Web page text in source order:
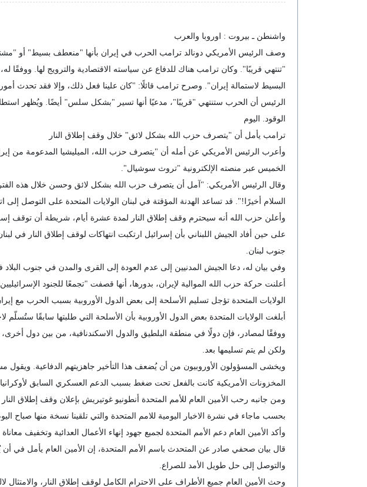
واشنطن ـ بيروت : اوروبا والعرب
وصف الرئيس الأمريكي دونالد ترامب الحرب في إيران بأنها "منعطف بسيط" أو
"تنتهي قريبًا". وكان ترامب هناك للدفاع عن سياسته الاقتصادية والترويج لها.
البسيط لاستمالة إيران". وصرح ترامب قائلًا: "كان علينا فعل ذلك، وإلا فقد تحدث
الوقود. اليوم
ترامب يأمل أن "يتصرف حزب الله بشكل لائق" خلال وقف إطلاق النار
وأعرب الرئيس الأمريكي عن أمله أن "يتصرف حزب الله، الميليشيا المدعومة من
الخميس عبر منصته الإلكترونية "تروث سوشيال".
وقال الرئيس الأمريكي: "آمل أن يتصرف حزب الله بشكل لائق وحسن خلال هذه
السلام أخيرًا!". قد تساعد الهدنة المؤقتة في لبنان الولايات المتحدة على التوصل
وأعلن حزب الله أنه سيحترم وقف إطلاق النار لمدة عشرة أيام، شريطة أن توقف
على حين أفاد الجيش اللبناني بأن إسرائيل ارتكبت انتهاكات لوقف إطلاق النار
جنوب لبنان.
وفي بيان له، دعا الجيش المدنيين إلى عدم العودة إلى القرى والمدن في جنوب
أعلنت حركة حزب الله الموالية لإيران، بدورها، أنها قصفت "تجمعًا للجنود
الولايات المتحدة تؤجل تسليم الأسلحة إلى بعض الدول الأوروبية بسبب الحرب مع
أبلغت الولايات المتحدة بعض الدول الأوروبية بأن الأسلحة التي طلبتها سابقًا
ووفقًا لمصادر، فإن دولًا في منطقة البلطيق والدول الاسكندنافية، من بين دول
ولكن لم يتم تسليمها بعد.
ويخشى المسؤولون الأوروبيون من أن يُضعف هذا التأخير جاهزيتهم الدفاعية.
المخزونات الأمريكية كانت بالفعل تحت ضغط بسبب الدعم العسكري السابق لأوكرانيا
ومن جانبه رحب الأمين العام للأمم المتحدة أنطونيو غوتيريش بإعلان وقف إطلاق
بحسب ماجاء في نشرة الاخبار اليومية للامم المتحدة والتي تلقينا نسخة منها صباح
وأكد الأمين العام دعم الأمم المتحدة لجميع جهود إنهاء الأعمال العدائية وتخفيف
والتوصل إلى حل طويل الأمد للصراع.
وحث الأمين العام جميع الأطراف على الاحترام الكامل لوقف إطلاق النار، والامتثال